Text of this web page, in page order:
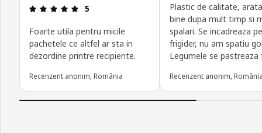
Prezentare generală: 5 din 5 stele
5
Foarte utila pentru micile
pachetele ce altfel ar sta in
dezordine printre recipiente.
Recenzent anonim, România
Plastic de calitate,
bine dupa mult timp si
spalari. Se incadreaza
frigider, nu am spatiu
Legumele se pastreaza
Recenzent anonim, România